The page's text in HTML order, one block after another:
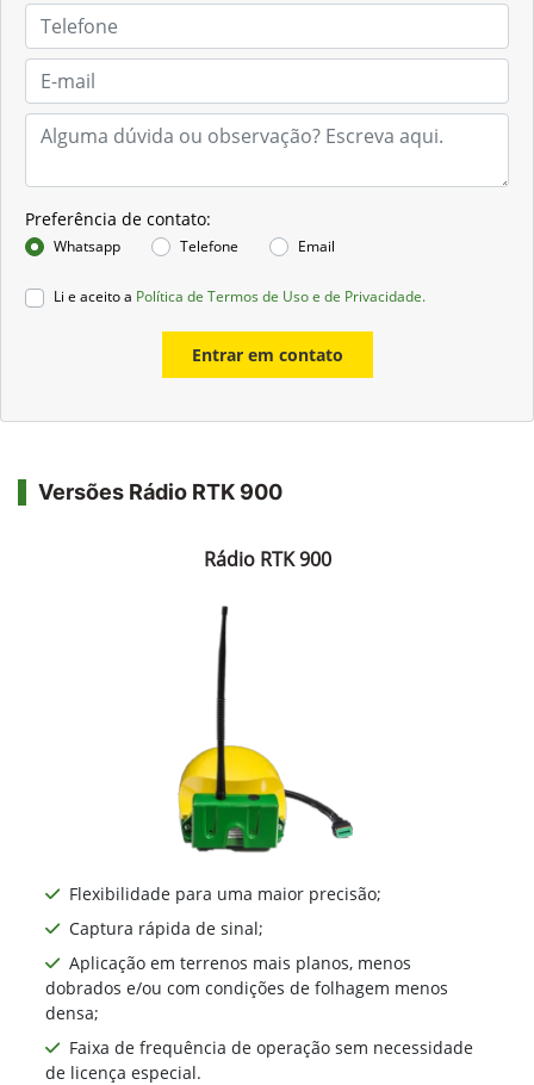
Preferência de contato:
Whatsapp Telefone Email
Li e aceito a Política de Termos de Uso e de Privacidade.
Entrar em contato
Versões Rádio RTK 900
Rádio RTK 900
Flexibilidade para uma maior precisão;
Captura rápida de sinal;
Aplicação em terrenos mais planos, menos
dobrados e/ou com condições de folhagem menos
densa;
Faixa de frequência de operação sem necessidade
de licença especial.